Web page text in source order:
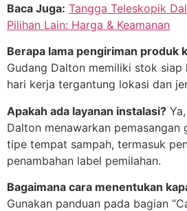
Baca Juga: Tangga Teleskopik
Pilihan Lain: Harga & Keamanan
Berapa lama pengiriman produk
Gudang Dalton memiliki stok siap
hari kerja tergantung lokasi dan
Apakah ada layanan instalasi?
Dalton menawarkan pemasangan
tipe tempat sampah, termasuk
penambahan label pemilahan.
Bagaimana cara menentukan
Gunakan panduan pada bagian